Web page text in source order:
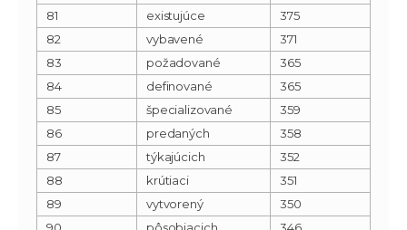
81
existujúce
375
82
vybavené
371
83
požadované
365
84
definované
365
85
špecializované
359
86
predaných
358
87
týkajúcich
352
88
krútiaci
351
89
vytvorený
350
90
pôsobiacich 346